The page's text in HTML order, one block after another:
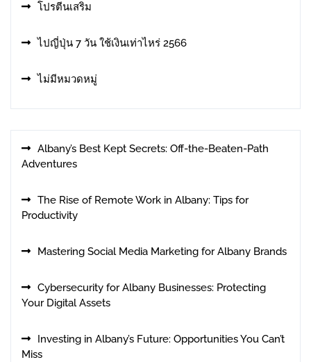
โปรตีนเสริม
ไปญี่ปุ่น 7 วัน ใช้เงินเท่าไหร่ 2566
ไม่มีหมวดหมู่
Albany’s Best Kept Secrets: Off-the-Beaten-Path
Adventures
The Rise of Remote Work in Albany: Tips for
Productivity
Mastering Social Media Marketing for Albany Brands
Cybersecurity for Albany Businesses: Protecting
Your Digital Assets
Investing in Albany’s Future: Opportunities You Can’t
Miss